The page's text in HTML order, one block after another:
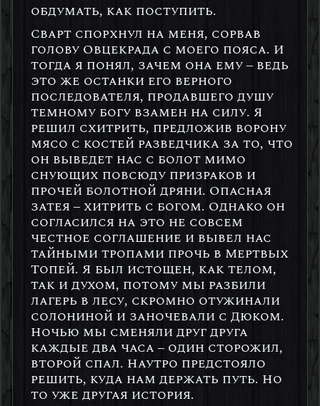
обдумать, как поступить.
Сварт спорхнул на меня, сорвав
голову Овцекрада с моего пояса. И
тогда я понял, зачем она ему – ведь
это же останки его верного
последователя, продавшего душу
темному богу взамен на силу. Я
решил схитрить, предложив ворону
мясо с костей разведчика за то, что
он выведет нас с болот мимо
снующих повсюду призраков и
прочей болотной дряни. Опасная
затея – хитрить с богом. Однако он
согласился на это не совсем
честное соглашение и вывел нас
тайными тропами прочь в Мертвых
Топей. Я был истощен, как телом,
так и духом, потому мы разбили
лагерь в лесу, скромно отужинали
солониной и заночевали с Дюком.
Ночью мы сменяли друг друга
каждые два часа – один сторожил,
второй спал. Наутро предстояло
решить, куда нам держать путь. Но
то уже другая история.